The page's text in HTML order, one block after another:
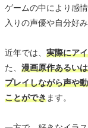
ゲームの中により感
入りの声優や自分好
近年では、 実際にア
た、 漫画原作あるい
プレイしながら声や
ことができます。